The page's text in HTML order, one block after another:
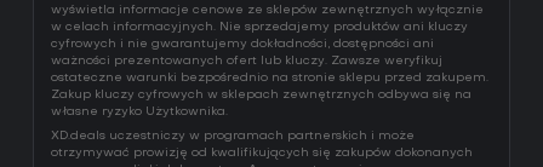
wyświetla informacje cenowe ze sklepów zewnętrznych wyłącznie
w celach informacyjnych. Nie sprzedajemy produktów ani kluczy
cyfrowych i nie gwarantujemy dokładności, dostępności ani
ważności prezentowanych ofert lub kluczy. Zawsze weryfikuj
ostateczne warunki bezpośrednio na stronie sklepu przed zakupem.
Zakup kluczy cyfrowych w sklepach zewnętrznych odbywa się na
własne ryzyko Użytkownika.
XD.deals uczestniczy w programach partnerskich i może
otrzymywać prowizję od kwalifikujących się zakupów dokonanych